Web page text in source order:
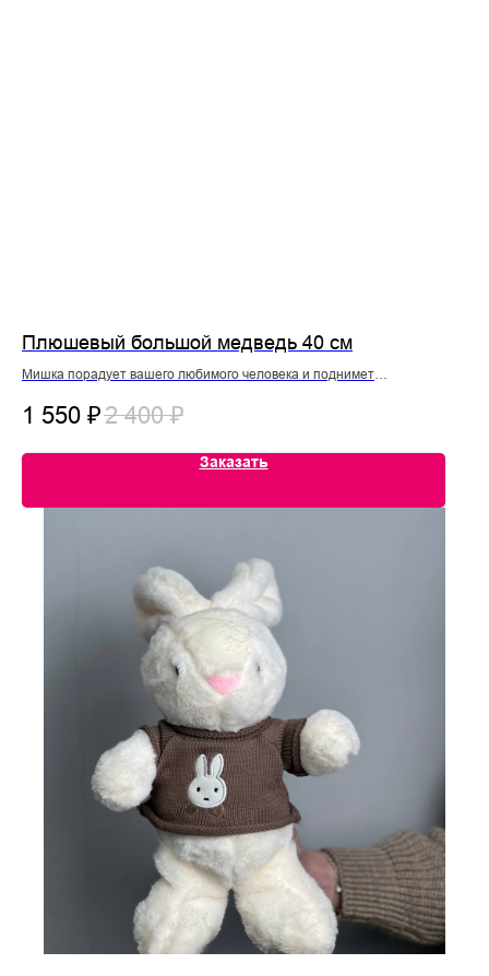
Плюшевый большой медведь 40 см
Мишка порадует вашего любимого человека и поднимет
1 550 ₽2 400 ₽
Заказать